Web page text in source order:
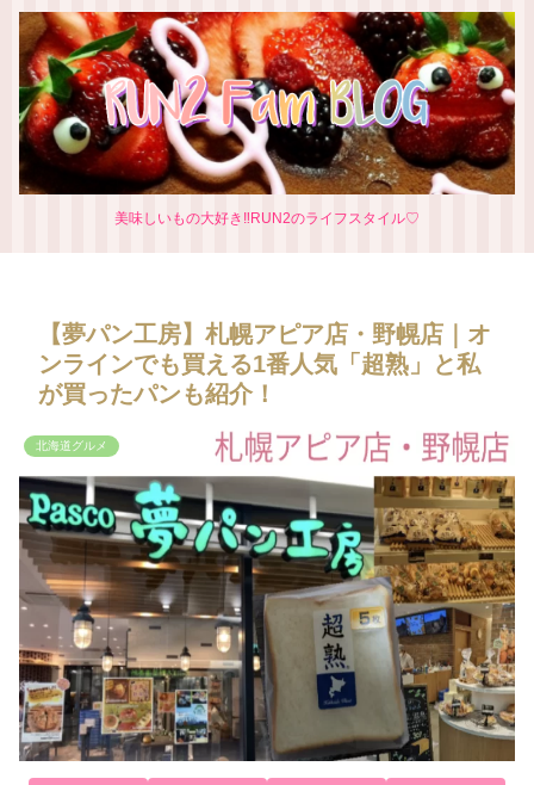
美味しいもの大好き‼RUN2のライフスタイル♡
【夢パン工房】札幌アピア店・野幌店｜オ
ンラインでも買える1番人気「超熟」と私
が買ったパンも紹介！
北海道グルメ